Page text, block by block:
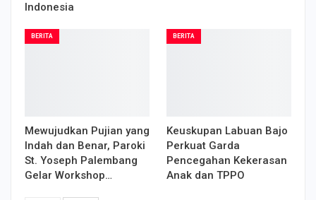
Indonesia
BERITA
Mewujudkan Pujian yang
Indah dan Benar, Paroki
St. Yoseph Palembang
Gelar Workshop…
BERITA
Keuskupan Labuan Bajo
Perkuat Garda
Pencegahan Kekerasan
Anak dan TPPO